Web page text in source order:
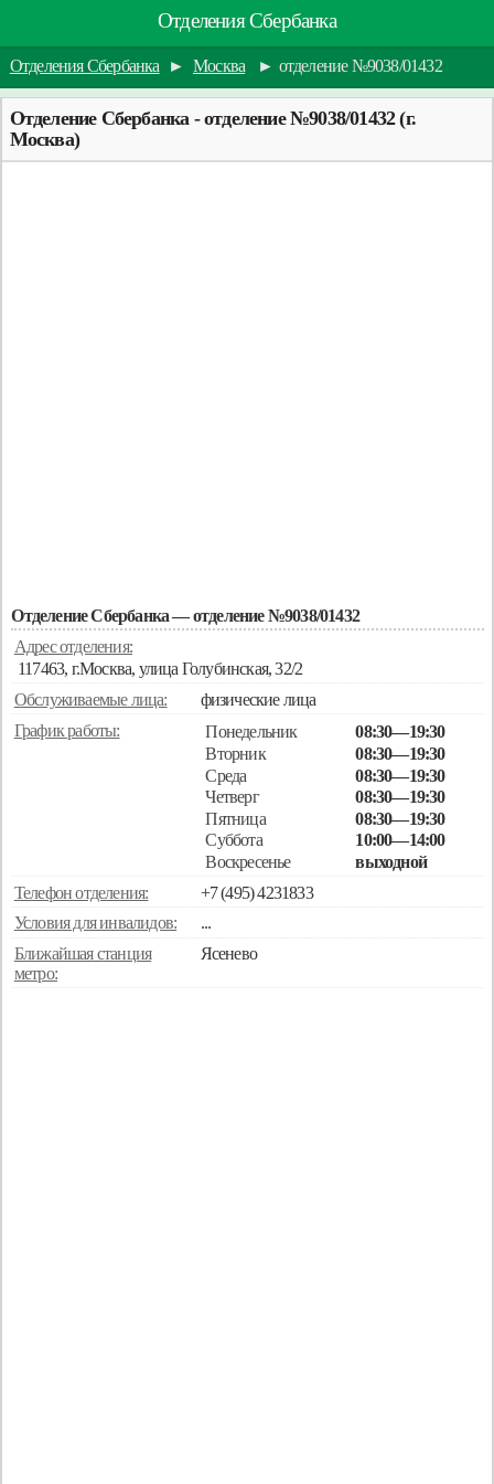
Отделения Сбербанка
Отделения Сбербанка ► Москва ► отделение №9038/01432
Отделение Сбербанка - отделение №9038/01432 (г.
Москва)
Отделение Сбербанка — отделение №9038/01432
Адрес отделения:
117463, г.Москва, улица Голубинская, 32/2
Обслуживаемые лица:
физические лица
График работы:
Понедельник
08:30—19:30
Вторник
08:30—19:30
Среда
08:30—19:30
Четверг
08:30—19:30
Пятница
08:30—19:30
Суббота
10:00—14:00
Воскресенье
выходной
Телефон отделения:
+7 (495) 4231833
Условия для инвалидов:
...
Ближайшая станция
метро:
Ясенево